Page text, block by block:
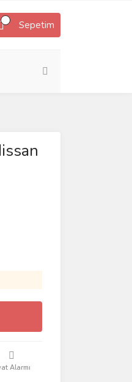
Sepetim
Alarmı